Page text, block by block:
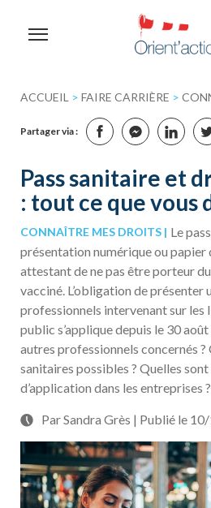
ACCUEIL > FAIRE CARRIÈRE >
Partager via :
Pass sanitaire et
: tout ce que vous
CONNAÎTRE MES DROITS
Le
présentation numérique ou papier
attestant de ne pas être porteur
vacciné. L’obligation de présenter
professionnels intervenant sur les
public s’applique depuis le 30
autres professionnels concernés ?
sanitaires possibles ? Quelles
d’application dans les entreprises ?
Par Sandra Grès | Publié le